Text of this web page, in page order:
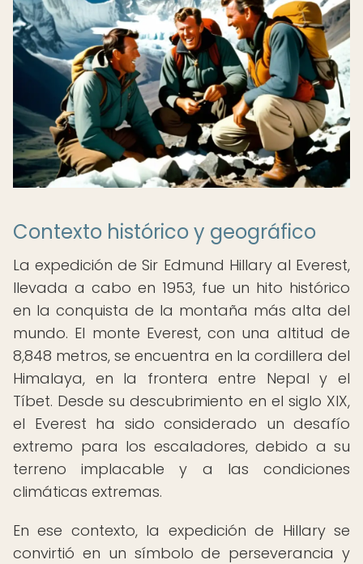
Contexto histórico y geográfico
La expedición de Sir Edmund Hillary al Everest,
llevada a cabo en 1953, fue un hito histórico
en la conquista de la montaña más alta del
mundo. El monte Everest, con una altitud de
8,848 metros, se encuentra en la cordillera del
Himalaya, en la frontera entre Nepal y el
Tíbet. Desde su descubrimiento en el siglo XIX,
el Everest ha sido considerado un desafío
extremo para los escaladores, debido a su
terreno implacable y a las condiciones
climáticas extremas.
En ese contexto, la expedición de Hillary se
convirtió en un símbolo de perseverancia y